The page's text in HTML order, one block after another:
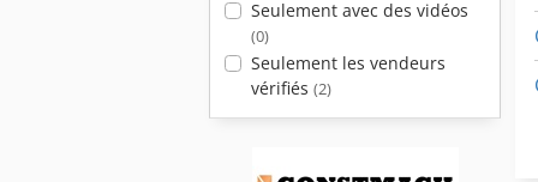
Seulement avec des vidéos
(0)
Seulement les vendeurs
vérifiés (2)